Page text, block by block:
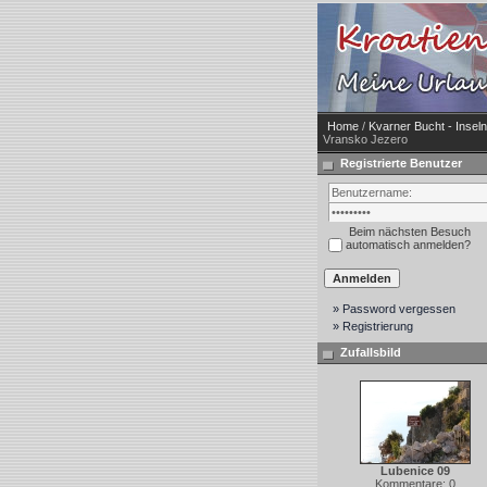
Home / Kvarner Bucht -
Vransko Jezero
Registrierte Benutzer
Beim nächsten Besuch
automatisch anmelden?
» Password vergessen
» Registrierung
Zufallsbild
Lubenice 09
Kommentare: 0